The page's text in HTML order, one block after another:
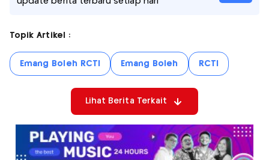
Topik Artikel :
Emang Boleh RCTI Emang Boleh RCTI
Lihat Berita Terkait